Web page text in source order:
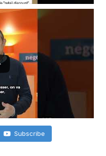
Subscribe